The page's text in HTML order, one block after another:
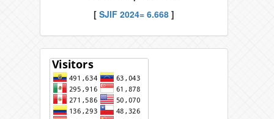
[ SJIF 2024= 6.668 ]